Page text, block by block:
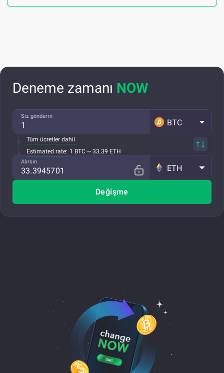
Deneme zamanı NOW
Siz gönderin
BTC
Alırsın
ETH
Değişme
Tüm ücretler dahil
Estimated rate: 1 BTC ~ 33.39 ETH